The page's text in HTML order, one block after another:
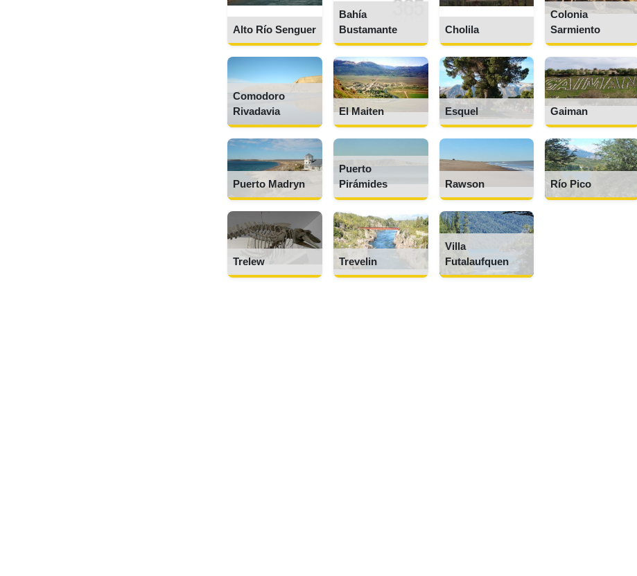
Alto Río Senguer
Bahía
Bustamante
Cholila
Colonia
Sarmiento
Comodoro
Rivadavia
El Maiten Esquel Gaiman
Puerto Madryn
Puerto
Pirámides
Rawson Río Pico
Trelew Trevelin
Villa
Futalaufquen